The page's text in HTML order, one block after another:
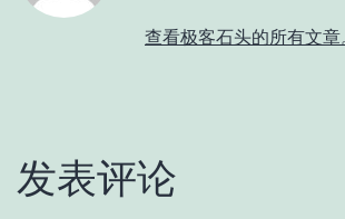
查看极客石头的所有文章
发表评论